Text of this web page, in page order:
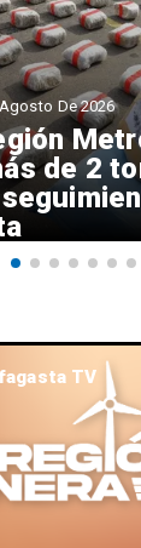
de 2
De 2026
TV